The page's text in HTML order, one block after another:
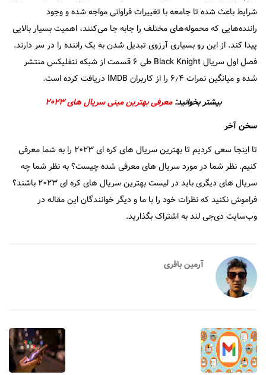
شرایط باعث شده تا جامعه با تغییرات فراوانی مواجه شده و وجود
راننده‌هایی که محموله‌های مختلف را جابه جا می‌کنند، اهمیت بسیار بالایی
پیدا کند. از این رو بسیاری آرزوی تبدیل شدن به یک راننده را در سر دارند.
فصل اول سریال Black Knight طی ۶ قسمت از شبکه نتفلیکس منتشر
شده و میانگین نمرات ۶٫۴ را از کاربران IMDB دریافت کرده است.
بیشتر بخوانید:معرفی بهترین مینی سریال های ۲۰۲۳
سخن آخر
تا اینجا سعی کردیم تا بهترین سریال های کره ای ۲۰۲۳ را به شما معرفی
کنیم. نظر شما در مورد سریال های معرفی شده چیست؟ به نظر شما چه
سریال های دیگری باید در لیست بهترین سریال های کره ای ۲۰۲۳ باشند؟
فراموش نکنید که نظرات خود را با ما و دیگر خوانندگان این مقاله در
وب‌سایت دی‌جی لند به اشتراک بگذارید.
آرمین باقری